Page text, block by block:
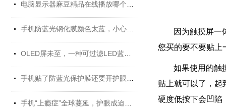
手机防蓝光钢化膜颜色太蓝，小心买了假货！
OLED屏未至，一种可过滤LED蓝光的麻豆精品在线播放材料发挥重要...
因为触摸屏一
您买的要不要贴上
如果使用的触
贴上就可以了，
硬度低按下会凹陷